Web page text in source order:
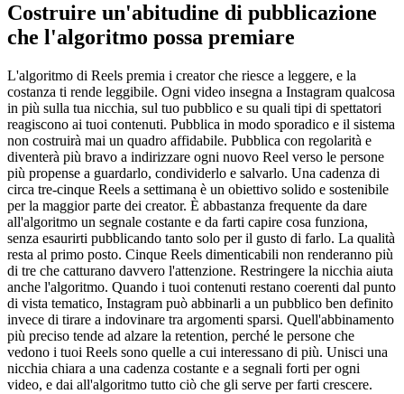
Costruire un'abitudine di pubblicazione
che l'algoritmo possa premiare
L'algoritmo di Reels premia i creator che riesce a leggere, e la
costanza ti rende leggibile. Ogni video insegna a Instagram qualcosa
in più sulla tua nicchia, sul tuo pubblico e su quali tipi di spettatori
reagiscono ai tuoi contenuti. Pubblica in modo sporadico e il sistema
non costruirà mai un quadro affidabile. Pubblica con regolarità e
diventerà più bravo a indirizzare ogni nuovo Reel verso le persone
più propense a guardarlo, condividerlo e salvarlo. Una cadenza di
circa tre-cinque Reels a settimana è un obiettivo solido e sostenibile
per la maggior parte dei creator. È abbastanza frequente da dare
all'algoritmo un segnale costante e da farti capire cosa funziona,
senza esaurirti pubblicando tanto solo per il gusto di farlo. La qualità
resta al primo posto. Cinque Reels dimenticabili non renderanno più
di tre che catturano davvero l'attenzione. Restringere la nicchia aiuta
anche l'algoritmo. Quando i tuoi contenuti restano coerenti dal punto
di vista tematico, Instagram può abbinarli a un pubblico ben definito
invece di tirare a indovinare tra argomenti sparsi. Quell'abbinamento
più preciso tende ad alzare la retention, perché le persone che
vedono i tuoi Reels sono quelle a cui interessano di più. Unisci una
nicchia chiara a una cadenza costante e a segnali forti per ogni
video, e dai all'algoritmo tutto ciò che gli serve per farti crescere.